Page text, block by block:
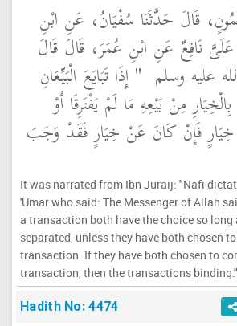
قَالَ حَدَّثَنَا سُفْيَانُ، عَنِ ابْنِ
نَافِعٌ عَنِ ابْنِ عُمَرَ، قَالَ قَالَ
عليه وسلم "‏ إِذَا تَبَايَعَ الْبَيِّعَانِ
مِنْ بَيْعِهِ مَا لَمْ يَفْتَرِقَا أَوْ
فَإِنْ كَانَ عَنْ خِيَارٍ فَقَدْ وَجَبَ
It was narrated from Ibn Juraij: "Nafi
'Umar who said: The Messenger of Allah
a transaction both have the choice so long
separated, unless they have both chosen
transaction. If they have both chosen to
transaction, then the transactions
Hadith No: 4474